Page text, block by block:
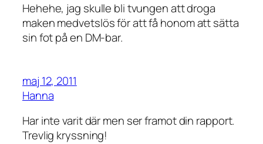
Hehehe, jag skulle bli tvungen att droga
maken medvetslös för att få honom att sätta
sin fot på en DM-bar.
maj 12, 2011
Hanna
Har inte varit där men ser framot din rapport.
Trevlig kryssning!